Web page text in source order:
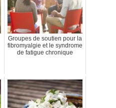
Groupes de soutien pour la
fibromyalgie et le syndrome
de fatigue chronique